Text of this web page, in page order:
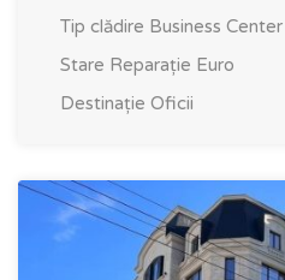
Tip clădire Business Center
Stare Reparație Euro
Destinație Oficii